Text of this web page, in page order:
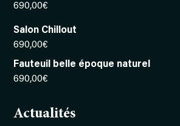
690,00€
Salon Chillout
690,00€
Fauteuil belle époque naturel
690,00€
Actualités